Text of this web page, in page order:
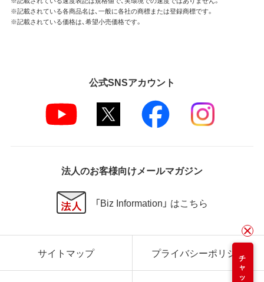
チャット
※記載されている各商品名は、一般に各社の商標または登録商標です。
※記載されている価格は、希望小売価格です。
公式SNSアカウント
法人のお客様向けメールマガジン
「Biz Information」 はこちら
サイトマップ プライバシーポリシー